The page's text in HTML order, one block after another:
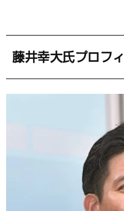
藤井幸大氏プロフ